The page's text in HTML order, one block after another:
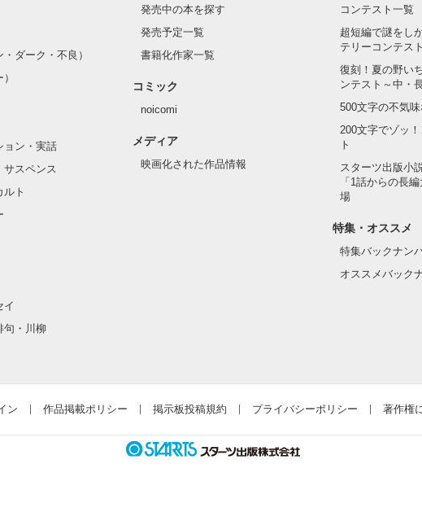
ダーク・不良）
ョン・実話
サスペンス
ルト
イ
句・川柳
発売中の本を探す
発売予定一覧
書籍化作家一覧
コミック
noicomi
メディア
映画化された作品情報
コンテスト一覧
超短編で謎をし
テリーコンテスト
復刻！夏の野い
ンテスト～中・
500文字の不気味
200文字でゾッ
ト
スターツ出版小
「1話からの長
場
特集・オススメ
特集バックナン
オススメバック
ン 作品掲載ポリシー 掲示板投稿規約 プライバシーポリシー 著作権